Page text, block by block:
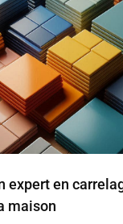
expert en
maison